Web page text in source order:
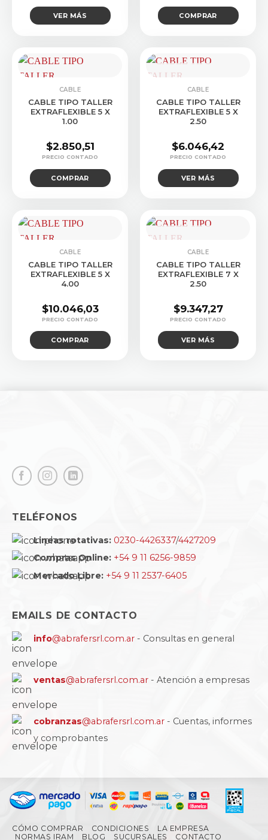
VER MÁS COMPRAR
CABLE
CABLE TIPO TALLER
EXTRAFLEXIBLE 5 X
1.00
$2.850,51
COMPRAR
CABLE
CABLE TIPO TALLER
EXTRAFLEXIBLE 5 X
2.50
$6.046,42
VER MÁS
CABLE
CABLE TIPO TALLER
EXTRAFLEXIBLE 5 X
4.00
$10.046,03
COMPRAR
CABLE
CABLE TIPO TALLER
EXTRAFLEXIBLE 7 X
2.50
$9.347,27
VER MÁS
TELÉFONOS
Lineas rotativas: 0230-4426337/4427209
Compras Online: +54 9 11 6256-9859
Mercado Libre: +54 9 11 2537-6405
EMAILS DE CONTACTO
info@abrafersrl.com.ar - Consultas en general
ventas@abrafersrl.com.ar - Atención a empresas
cobranzas@abrafersrl.com.ar - Cuentas, informes
y comprobantes
CÓMO COMPRAR CONDICIONES
LA EMPRESA
NORMAS IRAM
BLOG SUCURSALES CONTACTO